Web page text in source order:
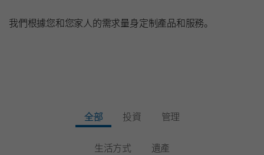
我們根據您和您家人的需求量身定制產品和服務。
全部 投資 管理
生活方式 遺產